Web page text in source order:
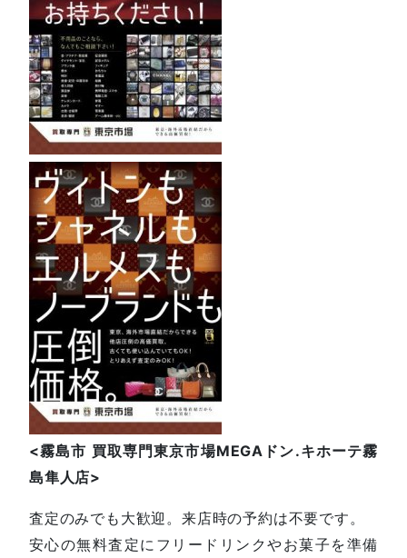
<霧島市 買取専門東京市場MEGA ドン.キホーテ霧
島隼人店>
査定のみでも大歓迎。来店時の予約は不要です。
安心の無料査定にフリードリンクやお菓子を準備